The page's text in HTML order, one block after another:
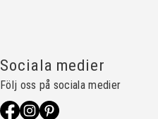
Sociala medier
Följ oss på sociala medier